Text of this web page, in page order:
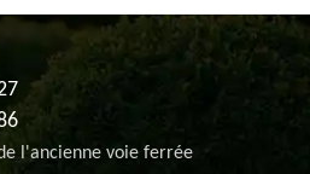
l'ancienne voie ferrée